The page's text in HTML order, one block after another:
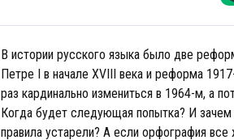
В истории русского языка было две
Петре I в начале XVIII века и реформа
раз кардинально измениться в 1964-м, а
Когда будет следующая попытка? И
правила устарели? А если орфография